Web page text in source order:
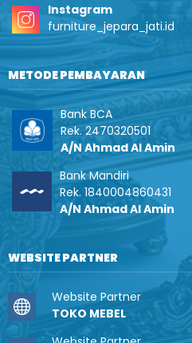
Instagram
furniture_jepara_jati.id
METODE PEMBAYARAN
Bank BCA
Rek. 2470320501
A/N Ahmad Al Amin
Bank Mandiri
Rek. 1840004860431
A/N Ahmad Al Amin
WEBSITE PARTNER
Website Partner
TOKO MEBEL